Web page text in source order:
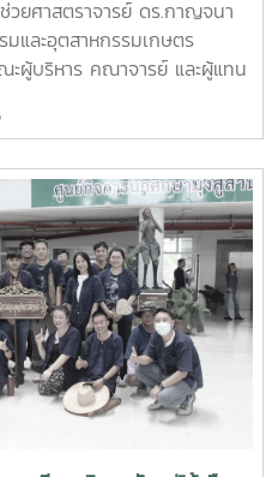
ยศาสตราจารย์ ดร.กาญจนา
และอุตสาหกรรมเกษตร
ผู้บริหาร คณาจารย์ และผู้แทน
ระดับบัณฑิตศึกษา และคณะ
เครื่องกล และผู้ช่วยอธิการบดี
ก Mie University ประเทศ
มคณะฯ และหารือแนวทางความ
รรมและอุตสาหกรรมเกษตร
รนำเสนอวีดิทัศน์แนะนำ
เปลี่ยนแนวทางการสร้างความ
ารแลกเปลี่ยนนักศึกษาในระดับ
างสองสถาบันProfessor
นวิจัยในหัวข้อ “Medical,
และ “Automation